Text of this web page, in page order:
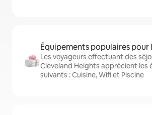
Équipements populaires pour
Les voyageurs effectuant des
Cleveland Heights apprécient les
suivants : Cuisine, Wifi et Piscine